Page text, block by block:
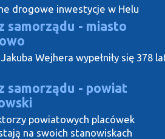
drogowe inwestycje w Helu
samorządu - miasto
Wejhera wypełniły się 378
samorządu - powiat
powiatowych placówek
na swoich stanowiskach